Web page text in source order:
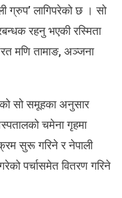
ने
ल
ग्रुप’ लागिपरेको छ । सो
रहनु भएकी रस्मिता
मणि तामाङ, अञ्जना
सो समूहका अनुसार
चमेना गृहमा
सुरू गरिने र नेपाली
पर्चासमेत वितरण गरिने